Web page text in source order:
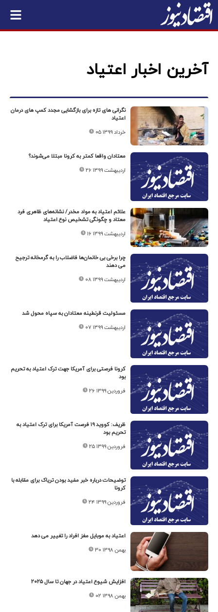
آخرین اخبار اعتیاد
نگرانی های تازه برای بازگشایی مجدد کمپ های درمان
اعتیاد
۰۵ خرداد ۱۳۹۹
معتادان واقعا کمتر به کرونا مبتلا می‌شوند؟
۲۶ اردیبهشت ۱۳۹۹
علائم اعتیاد به مواد مخدر/ نشانه‌های ظاهری فرد
معتاد و چگونگی تشخیص نوع اعتیاد
۱۶ اردیبهشت ۱۳۹۹
چرا برخی بی خانمان‌ها فاضلاب را به گرمخانه ترجیح
می دهند
۰۸ اردیبهشت ۱۳۹۹
مسئولیت قرنطینه معتادان به سپاه محول شد
۰۷ اردیبهشت ۱۳۹۹
کرونا فرصتی برای آمریکا جهت ترک اعتیاد به تحریم
بود
۲۶ فروردین ۱۳۹۹
ظریف: کووید ۱۹ فرصت آمریکا برای ترک اعتیاد به
تحریم بود
۲۵ فروردین ۱۳۹۹
توضیحات درباره خبر مفید بودن تریاک برای مقابله با
کرونا
۲۴ فروردین ۱۳۹۹
اعتیاد به موبایل مغز افراد را تغییر می دهد
۳۰ بهمن ۱۳۹۸
افزایش شیوع اعتیاد در جهان تا سال ۲۰۲۵
۰۲ بهمن ۱۳۹۸